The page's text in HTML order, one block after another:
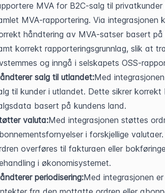
MVA for B2C-salg til
MVA-rapportering. Via integrasjonen
håndtering av MVA-satser basert på
korrekt rapporteringsgrunnlag, slik at
og inngå i selskapets OSS-
salg til utlandet:Med
til kunder i utlandet. Dette sikrer korrekt
basert på kundens land.
valuta:Med integrasjonen støttes
i forskjellige
overføres til fakturaen eller
i økonomisystemet.
periodisering:Med integrasjonen